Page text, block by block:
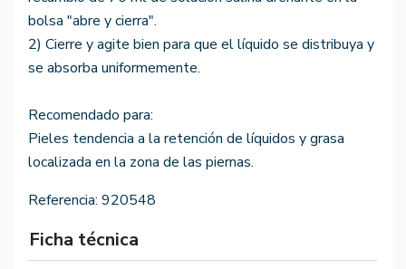
bolsa "abre y cierra".
2) Cierre y agite bien para que el líquido se distribuya y
se absorba uniformemente.
Recomendado para:
Pieles tendencia a la retención de líquidos y grasa
localizada en la zona de las piernas.
Referencia: 920548
Ficha técnica